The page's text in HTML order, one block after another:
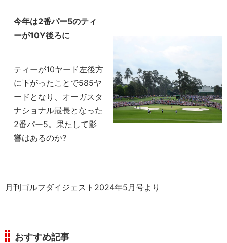
今年は2番パー5のティ
ーが10Y後ろに
ティーが10ヤード左後方
に下がったことで585ヤ
ードとなり、オーガスタ
ナショナル最長となった
2番パー5。果たして影
響はあるのか?
月刊ゴルフダイジェスト2024年5月号より
おすすめ記事